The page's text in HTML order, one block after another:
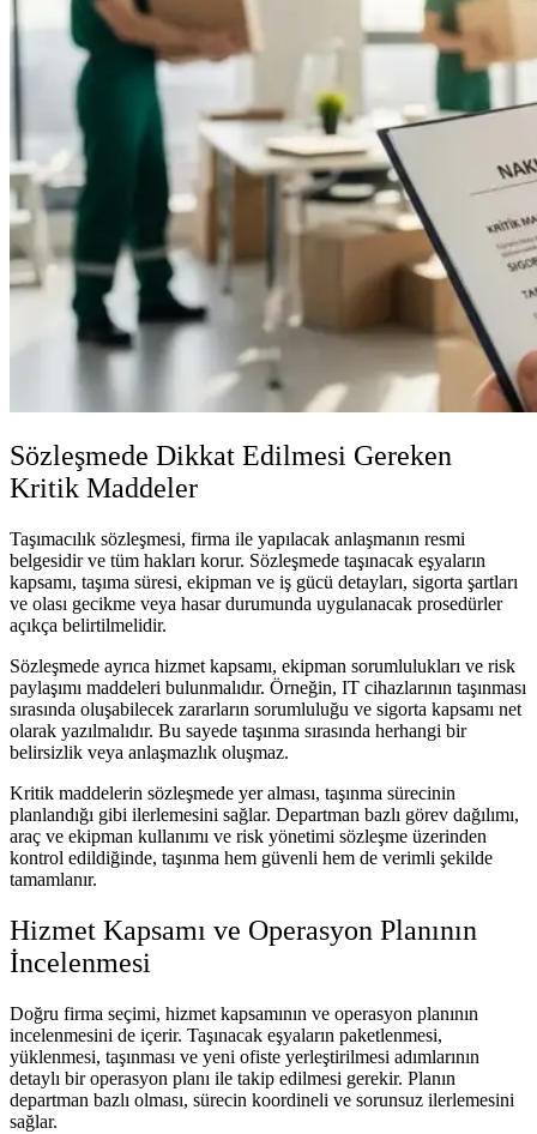
Sözleşmede Dikkat Edilmesi Gereken
Kritik Maddeler
Taşımacılık sözleşmesi, firma ile yapılacak anlaşmanın resmi
belgesidir ve tüm hakları korur. Sözleşmede taşınacak eşyaların
kapsamı, taşıma süresi, ekipman ve iş gücü detayları, sigorta şartları
ve olası gecikme veya hasar durumunda uygulanacak prosedürler
açıkça belirtilmelidir.
Sözleşmede ayrıca hizmet kapsamı, ekipman sorumlulukları ve risk
paylaşımı maddeleri bulunmalıdır. Örneğin, IT cihazlarının taşınması
sırasında oluşabilecek zararların sorumluluğu ve sigorta kapsamı net
olarak yazılmalıdır. Bu sayede taşınma sırasında herhangi bir
belirsizlik veya anlaşmazlık oluşmaz.
Kritik maddelerin sözleşmede yer alması, taşınma sürecinin
planlandığı gibi ilerlemesini sağlar. Departman bazlı görev dağılımı,
araç ve ekipman kullanımı ve risk yönetimi sözleşme üzerinden
kontrol edildiğinde, taşınma hem güvenli hem de verimli şekilde
tamamlanır.
Hizmet Kapsamı ve Operasyon Planının
İncelenmesi
Doğru firma seçimi, hizmet kapsamının ve operasyon planının
incelenmesini de içerir. Taşınacak eşyaların paketlenmesi,
yüklenmesi, taşınması ve yeni ofiste yerleştirilmesi adımlarının
detaylı bir operasyon planı ile takip edilmesi gerekir. Planın
departman bazlı olması, sürecin koordineli ve sorunsuz ilerlemesini
sağlar.